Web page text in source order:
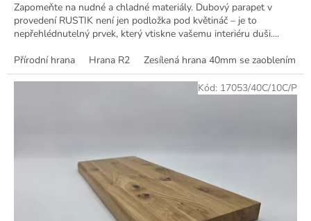
Zapomeňte na nudné a chladné materiály. Dubový parapet v
provedení RUSTIK není jen podložka pod květináč – je to
nepřehlédnutelný prvek, který vtiskne vašemu interiéru duši....
Přírodní hrana
Hrana R2 Zesílená hrana 40mm se zaoblením R5
Kód: 17053/40C/10C/P